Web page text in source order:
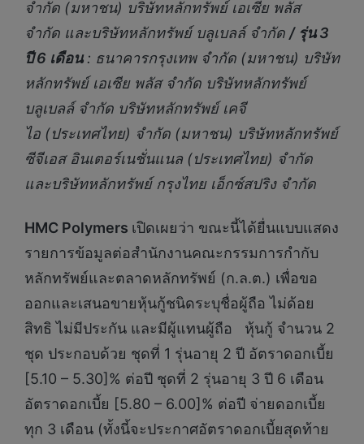
จำกัด (มหาชน) บริษัทหลักทรัพย์ เอเซีย พลัส
จำกัด และบริษัทหลักทรัพย์ บลูเบลล์ จำกัด / รุ่น 3
ปี 6 เดือน: ธนาคารกรุงเทพ จำกัด (มหาชน) บริษัท
หลักทรัพย์ เอเซีย พลัส จำกัด บริษัทหลักทรัพย์
บลูเบลล์ จำกัด บริษัทหลักทรัพย์ เคจี
ไอ (ประเทศไทย) จำกัด (มหาชน) บริษัทหลักทรัพย์
ซีจีเอส อินเตอร์เนชั่นแนล (ประเทศไทย) จำกัด
และบริษัทหลักทรัพย์ กรุงไทย เอ็กซ์สปริง จำกัด
HMC Polymers เปิดเผยว่า ขณะนี้ได้ยื่นแบบแสดง
รายการข้อมูลต่อสำนักงานคณะกรรมการกำกับ
หลักทรัพย์และตลาดหลักทรัพย์ (ก.ล.ต.) เพื่อขอ
ออกและเสนอขายหุ้นกู้ชนิดระบุชื่อผู้ถือ ไม่ด้อย
สิทธิ ไม่มีประกัน และมีผู้แทนผู้ถือ หุ้นกู้ จำนวน 2
ชุด ประกอบด้วย ชุดที่ 1 รุ่นอายุ 2 ปี อัตราดอกเบี้ย
[5.10 – 5.30]% ต่อปี ชุดที่ 2 รุ่นอายุ 3 ปี 6 เดือน
อัตราดอกเบี้ย [5.80 – 6.00]% ต่อปี จ่ายดอกเบี้ย
ทุก 3 เดือน (ทั้งนี้จะประกาศอัตราดอกเบี้ยสุดท้าย